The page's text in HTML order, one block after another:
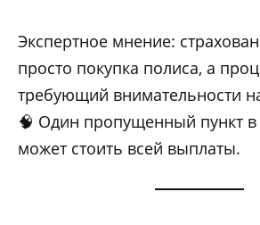
Экспертное мнение:
просто покупка полиса, а
требующий внимательности
🧠 Один пропущенный пункт в
может стоить всей выплаты.